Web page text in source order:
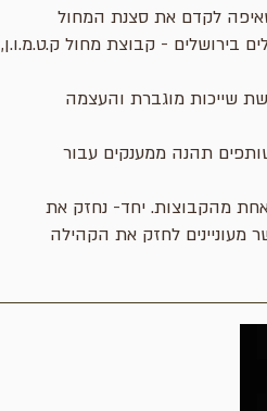
לקדם את סצנת המחול
בירושלים - קבוצת מחול ק.ט.מ.ו.ן,
שייכות מוגברת והעצמה
תהנה ממענקים עבור
אחת מהקבוצות. יחד- נחזק את
מעוניינים לחזק את הקהילה